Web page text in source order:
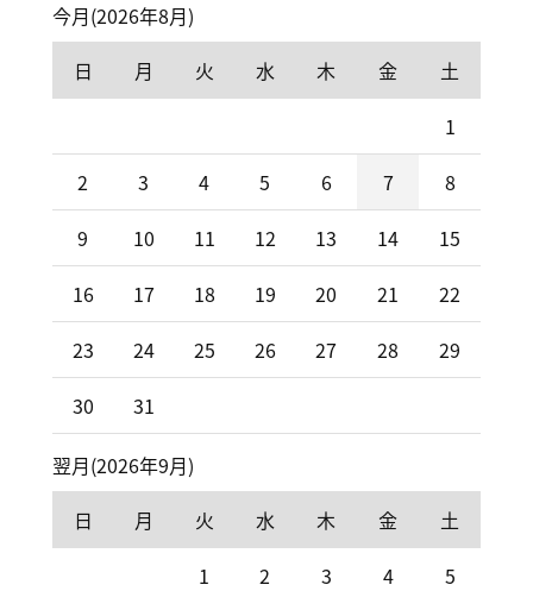
今月(2026年8月)
日
月 火 水 木 金
土
1
2
3 4 5 6 7
8
9
10 11 12 13 14
15
16
17 18 19 20 21
22
23
24 25 26 27 28
29
30
31
翌月(2026年9月)
日
月 火 水 木 金
土
1
2 3 4
5